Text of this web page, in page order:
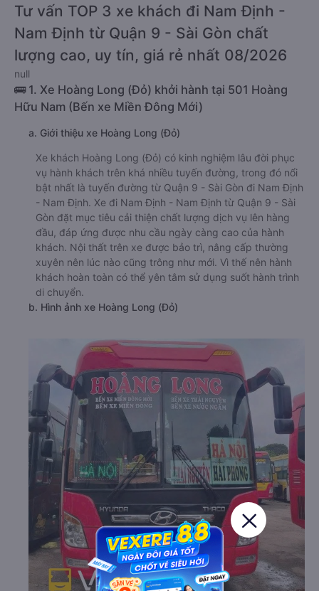
Tư vấn TOP 3 xe khách đi Nam Định -
Nam Định từ Quận 9 - Sài Gòn chất
lượng cao, uy tín, giá rẻ nhất 08/2026
null
🚌 1. Xe Hoàng Long (Đỏ) khởi hành tại 501 Hoàng
Hữu Nam (Bến xe Miền Đông Mới)
a. Giới thiệu xe Hoàng Long (Đỏ)
Xe khách Hoàng Long (Đỏ) có kinh nghiệm lâu đời phục
vụ hành khách trên khá nhiều tuyến đường, trong đó nổi
bật nhất là tuyến đường từ Quận 9 - Sài Gòn đi Nam Định
- Nam Định. Xe đi Nam Định - Nam Định từ Quận 9 - Sài
Gòn đặt mục tiêu cải thiện chất lượng dịch vụ lên hàng
đầu, đáp ứng được nhu cầu ngày càng cao của hành
khách. Nội thất trên xe được bảo trì, nâng cấp thường
xuyên nên lúc nào cũng trông như mới. Vì thế nên hành
khách hoàn toàn có thể yên tâm sử dụng suốt hành trình
di chuyển.
b. Hình ảnh xe Hoàng Long (Đỏ)